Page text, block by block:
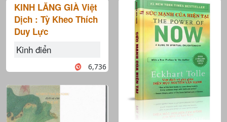
KINH LĂNG GIÀ Việt
Dịch : Tỳ Kheo Thích
Duy Lực
Kinh điển
6,736